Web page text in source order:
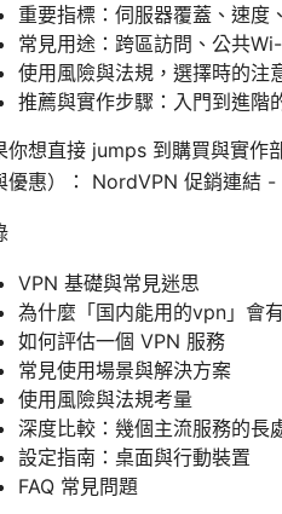
重要指標：伺服器覆蓋、速
常見用途：跨區訪問、公共
使用風險與法規，選擇時的注
推薦與實作步驟：入門到進階
你想直接 jumps 到購買與實作
優惠）： NordVPN 促銷連結 -
VPN 基礎與常見迷思
為什麼「国内能用的vpn」會
如何評估一個 VPN 服務
常見使用場景與解決方案
使用風險與法規考量
深度比較：幾個主流服務的長
設定指南：桌面與行動裝置
FAQ 常見問題